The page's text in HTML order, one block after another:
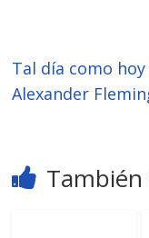
Tal día como hoy
Alexander